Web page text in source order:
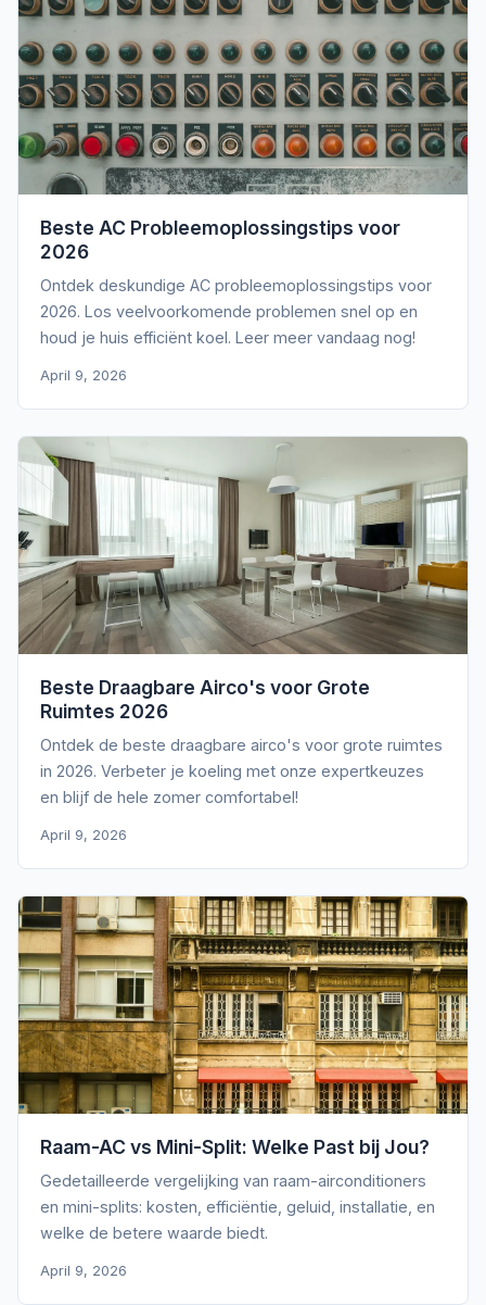
Beste AC Probleemoplossingstips voor
2026
Ontdek deskundige AC probleemoplossingstips voor
2026. Los veelvoorkomende problemen snel op en
houd je huis efficiënt koel. Leer meer vandaag nog!
April 9, 2026
Beste Draagbare Airco's voor Grote
Ruimtes 2026
Ontdek de beste draagbare airco's voor grote ruimtes
in 2026. Verbeter je koeling met onze expertkeuzes
en blijf de hele zomer comfortabel!
April 9, 2026
Raam-AC vs Mini-Split: Welke Past bij Jou?
Gedetailleerde vergelijking van raam-airconditioners
en mini-splits: kosten, efficiëntie, geluid, installatie, en
welke de betere waarde biedt.
April 9, 2026